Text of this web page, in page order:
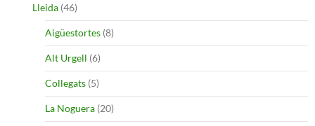
Lleida (46)
Aigüestortes (8)
Alt Urgell (6)
Collegats (5)
La Noguera (20)